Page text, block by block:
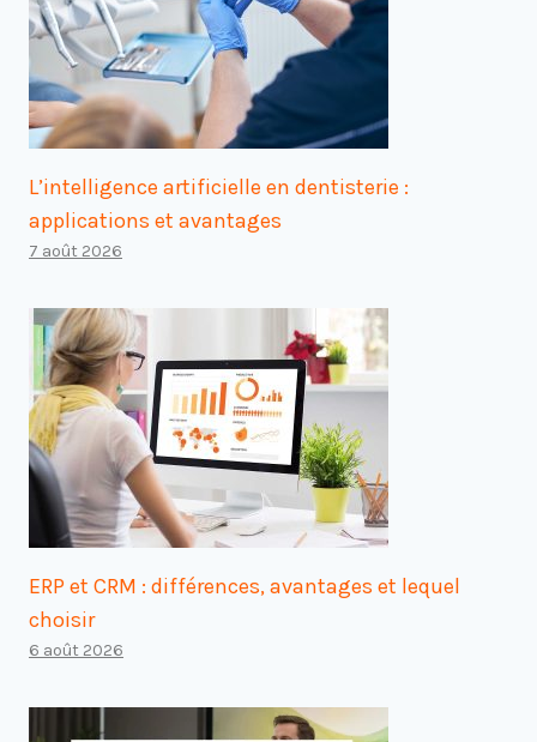
L’intelligence artificielle en dentisterie :
applications et avantages
7 août 2026
ERP et CRM : différences, avantages et lequel
choisir
6 août 2026